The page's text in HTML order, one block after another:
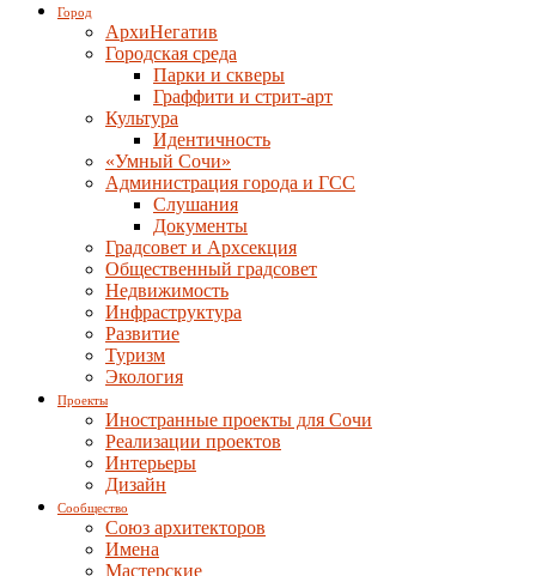
Город
АрхиНегатив
Городская среда
Парки и скверы
Граффити и стрит-арт
Культура
Идентичность
«Умный Сочи»
Администрация города и ГСС
Слушания
Документы
Градсовет и Архсекция
Общественный градсовет
Недвижимость
Инфраструктура
Развитие
Туризм
Экология
Проекты
Иностранные проекты для Сочи
Реализации проектов
Интерьеры
Дизайн
Сообщество
Союз архитекторов
Имена
Мастерские